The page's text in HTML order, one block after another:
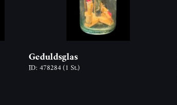
Geduldsglas
ID: 478284(1 St.)